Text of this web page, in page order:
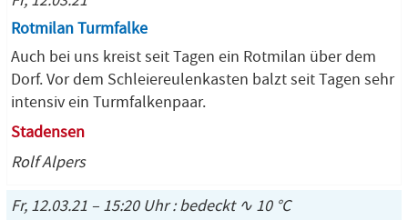
Rotmilan Turmfalke
Auch bei uns kreist seit Tagen ein Rotmilan über dem
Dorf. Vor dem Schleiereulenkasten balzt seit Tagen sehr
intensiv ein Turmfalkenpaar.
Stadensen
Rolf Alpers
Fr, 12.03.21 – 15:20 Uhr : bedeckt ∿ 10 °C